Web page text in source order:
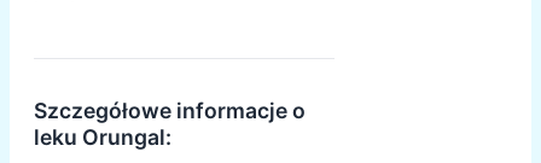
Szczegółowe informacje o
leku Orungal: